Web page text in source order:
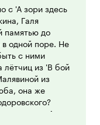
сберечь
роли, то
о Жанне
женщин-
к
этот я
всем кому не
также как я,
с 'А зори здесь
Галя
памятью до
в одной поре. Не
с ними
лётчиц из 'В бой
из
она же
что Анку-